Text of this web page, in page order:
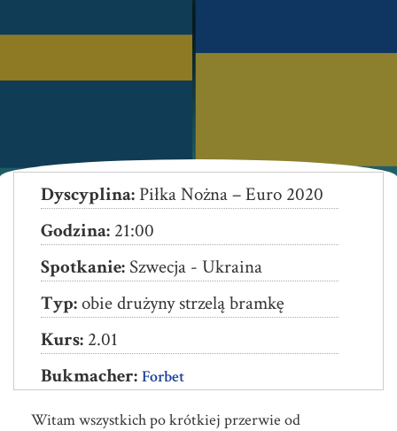
Szwecja
–
Ukraina
Dyscyplina: Piłka Nożna – Euro 2020
Godzina: 21:00
Spotkanie: Szwecja - Ukraina
Typ:obie drużyny strzelą bramkę
Kurs: 2.01
Bukmacher: Forbet
Witam wszystkich po krótkiej przerwie od